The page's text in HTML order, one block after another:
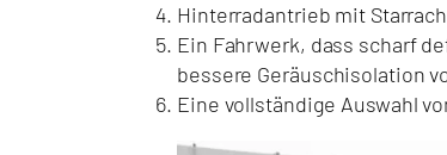
Hinterradantrieb mit
Ein Fahrwerk, dass scharf
bessere Geräuschisolation
Eine vollständige Auswahl